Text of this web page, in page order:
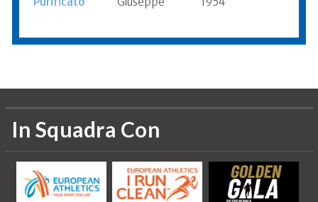
In Squadra Con